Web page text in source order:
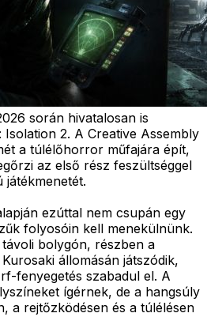
során hivatalosan is
2. A Creative Assembly
a túlélőhorror műfajára épít,
az első rész feszültséggel
ezúttal nem csupán egy
folyosóin kell menekülnünk.
bolygón, részben a
állomásán játszódik,
fenyegetés szabadul el. A
ígérnek, de a hangsúly
a rejtőzködésen és a túlélésen